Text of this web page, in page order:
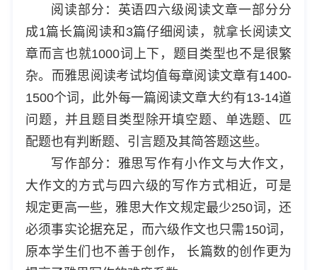
阅读部分：英语四六级阅读文章一部分分
成1篇长篇阅读和3篇仔细阅读，就拿长阅读文
章而言也就1000词上下，题目类型也不是很繁
杂。而雅思阅读考试均值每章阅读文章有1400-
1500个词，此外每一篇阅读文章大约有13-14道
问题，并且题目类型除开填空题、单选题、匹
配题也有判断题、引言题及其简答题这些。
写作部分：雅思写作有小作文与大作文，
大作文的方式与四六级的写作方式相近，可是
规定更高一些，雅思大作文规定最少250词，还
必须事实论据充足，而六级作文也只需150词，
原本学生们也不善于创作， 长篇数的创作更为